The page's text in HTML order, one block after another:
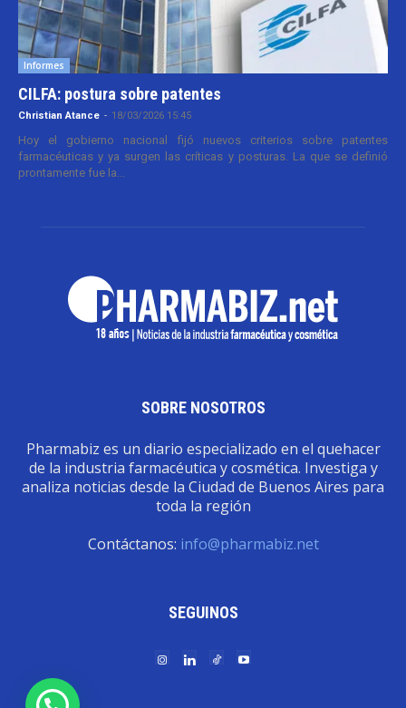
Informes
CILFA: postura sobre patentes
Christian Atance - 18/03/2026 15:45
Hoy el gobierno nacional fijó nuevos criterios sobre patentes
farmacéuticas y ya surgen las críticas y posturas. La que se definió
prontamente fue la...
SOBRE NOSOTROS
Pharmabiz es un diario especializado en el quehacer
de la industria farmacéutica y cosmética. Investiga y
analiza noticias desde la Ciudad de Buenos Aires para
toda la región
Contáctanos: info@pharmabiz.net
SEGUINOS